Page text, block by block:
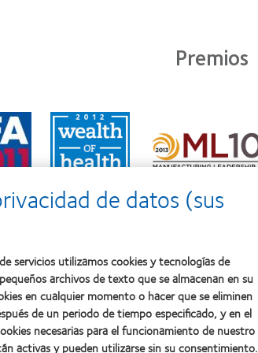
Premios
Learn
more
about
2011:
a
la
Learn
more
about
Premio
Manufacturing
100)
(2012)
nosotros Legal
de datos (sus
servicios utilizamos cookies y tecnologías de
archivos de texto que se almacenan en su
en cualquier momento o hacer que se eliminen
de un periodo de tiempo especificado, y en el
necesarias para el funcionamiento de nuestro
activas y pueden utilizarse sin su consentimiento.